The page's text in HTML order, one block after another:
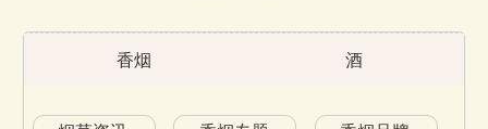
香烟 酒